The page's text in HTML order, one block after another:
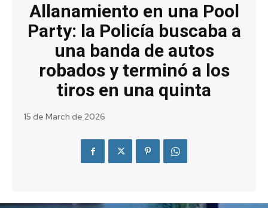
Allanamiento en una Pool
Party: la Policía buscaba a
una banda de autos
robados y terminó a los
tiros en una quinta
15 de March de 2026